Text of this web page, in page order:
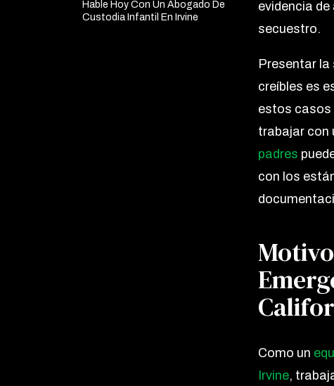
Hable Hoy Con Un Abogado De
Custodia Infantil En Irvine
evidencia
secuestro.
Presentar
creíbles es
estos casos
trabajar con
padres
con los
Como un
Irvine,